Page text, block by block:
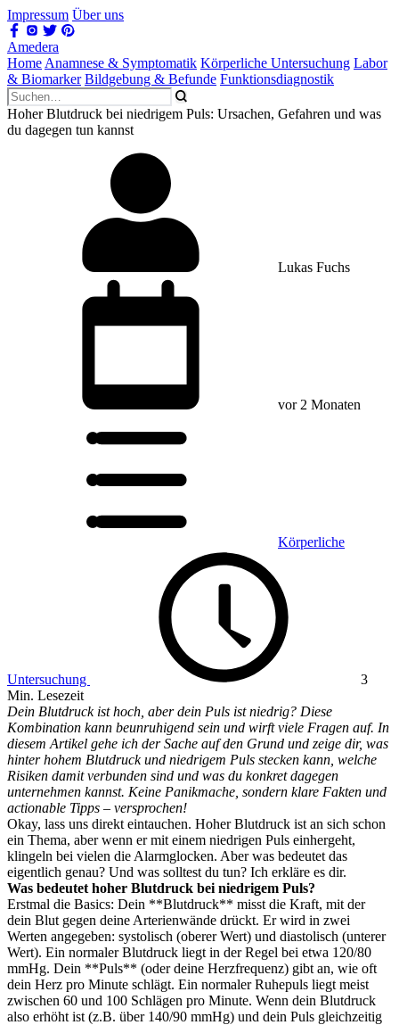
Impressum Über uns
Amedera
Home Anamnese & Symptomatik Körperliche Untersuchung Labor
& Biomarker Bildgebung & Befunde Funktionsdiagnostik
Hoher Blutdruck bei niedrigem Puls: Ursachen, Gefahren und was
du dagegen tun kannst
Lukas Fuchs
vor 2 Monaten
Körperliche
Untersuchung
3
Min. Lesezeit
Dein Blutdruck ist hoch, aber dein Puls ist niedrig? Diese
Kombination kann beunruhigend sein und wirft viele Fragen auf. In
diesem Artikel gehe ich der Sache auf den Grund und zeige dir, was
hinter hohem Blutdruck und niedrigem Puls stecken kann, welche
Risiken damit verbunden sind und was du konkret dagegen
unternehmen kannst. Keine Panikmache, sondern klare Fakten und
actionable Tipps – versprochen!
Okay, lass uns direkt eintauchen. Hoher Blutdruck ist an sich schon
ein Thema, aber wenn er mit einem niedrigen Puls einhergeht,
klingeln bei vielen die Alarmglocken. Aber was bedeutet das
eigentlich genau? Und was solltest du tun? Ich erkläre es dir.
Was bedeutet hoher Blutdruck bei niedrigem Puls?
Erstmal die Basics: Dein **Blutdruck** misst die Kraft, mit der
dein Blut gegen deine Arterienwände drückt. Er wird in zwei
Werten angegeben: systolisch (oberer Wert) und diastolisch (unterer
Wert). Ein normaler Blutdruck liegt in der Regel bei etwa 120/80
mmHg. Dein **Puls** (oder deine Herzfrequenz) gibt an, wie oft
dein Herz pro Minute schlägt. Ein normaler Ruhepuls liegt meist
zwischen 60 und 100 Schlägen pro Minute. Wenn dein Blutdruck
also erhöht ist (z.B. über 140/90 mmHg) und dein Puls gleichzeitig